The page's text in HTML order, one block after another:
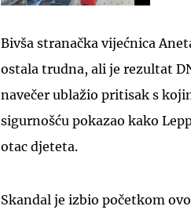
Bivša stranačka vijećnica
ostala trudna, ali je rezultat
navečer ublažio pritisak s
sigurnošću pokazao kako
otac djeteta.
Skandal je izbio početkom